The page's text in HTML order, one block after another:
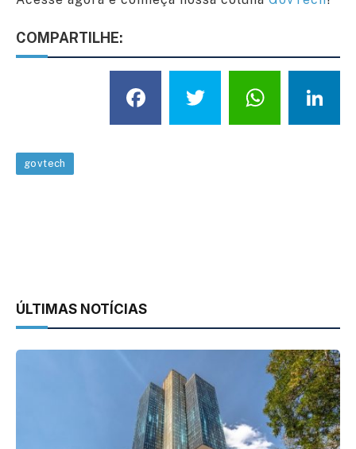
COMPARTILHE:
Facebook
Twitter
govtech
ÚLTIMAS NOTÍCIAS